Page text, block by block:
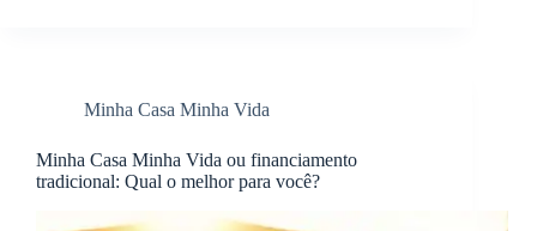
Minha Casa Minha Vida
Minha Casa Minha Vida ou financiamento
tradicional: Qual o melhor para você?